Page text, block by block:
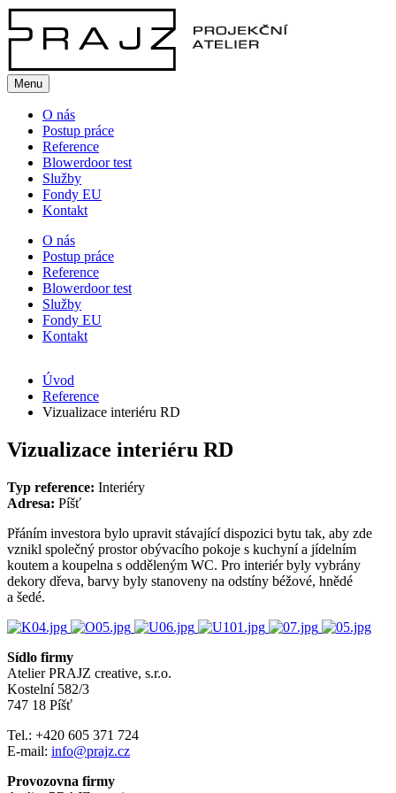
Menu
O nás
Postup práce
Reference
Blowerdoor test
Služby
Fondy EU
Kontakt
O nás
Postup práce
Reference
Blowerdoor test
Služby
Fondy EU
Kontakt
Úvod
Reference
Vizualizace interiéru RD
Vizualizace interiéru RD
Typ reference: Interiéry
Adresa: Píšť
Přáním investora bylo upravit stávající dispozici bytu tak, aby zde
vznikl společný prostor obývacího pokoje s kuchyní a jídelním
koutem a koupelna s odděleným WC. Pro interiér byly vybrány
dekory dřeva, barvy byly stanoveny na odstíny béžové, hnědé
a šedé.
Sídlo firmy
Atelier PRAJZ creative, s.r.o.
Kostelní 582/3
747 18 Píšť
Tel.: +420 605 371 724
E-mail: info@prajz.cz
Provozovna firmy